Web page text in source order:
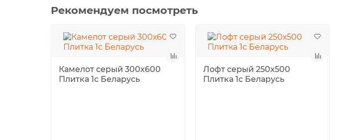
Рекомендуем посмотреть
Камелот серый 300х600
Плитка 1с Беларусь
Лофт серый 250х500
Плитка 1с Беларусь